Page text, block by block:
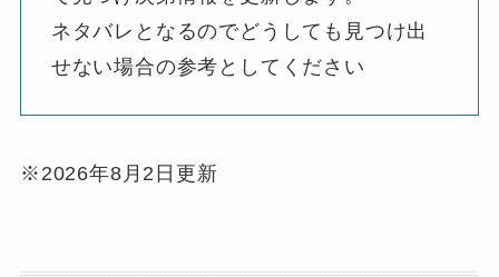
ネタバレとなるのでどうしても見つけ出
せない場合の参考としてください
※2026年8月2日更新